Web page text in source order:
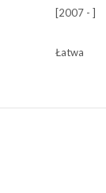
[2007 - ]
Łatwa